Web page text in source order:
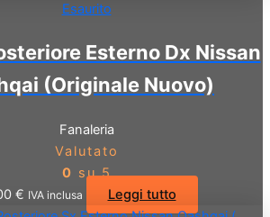
Esaurito
Esterno Dx Nissan
(Originale Nuovo)
Fanaleria
Valutato
0 su 5
€ IVA inclusa Leggi tutto